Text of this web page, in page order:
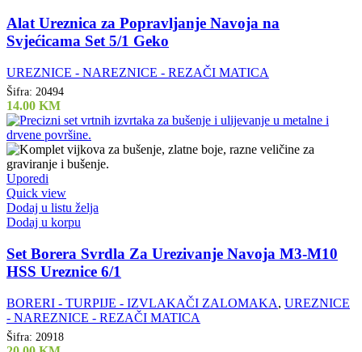
Alat Ureznica za Popravljanje Navoja na
Svjećicama Set 5/1 Geko
UREZNICE - NAREZNICE - REZAČI MATICA
Šifra: 20494
14.00 KM
Uporedi
Quick view
Dodaj u listu želja
Dodaj u korpu
Set Borera Svrdla Za Urezivanje Navoja M3-M10
HSS Ureznice 6/1
BORERI - TURPIJE - IZVLAKAČI ZALOMAKA, UREZNICE
- NAREZNICE - REZAČI MATICA
Šifra: 20918